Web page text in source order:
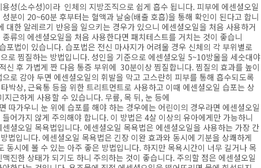
성(소수성)이라 인체의 지방조직으로 쉽게 흡수 됩니다. 피부에 에센셜오일
분이 20~60분 후부터는 혈액과 날숨(배출 호흡)을 통해 확인이 된다고 합니
대한 알레르기 반응을 일으키는 경우가 있으니 에센셜오일을 처음 사용하거
류의 에센셜오일을 처음 사용한다면 패치테스트를 거치는 것이 좋습니
포법이 있습니다. 습포법은 전신 마사지가 어려울 경우 신체의 각 부위별로
로 찜질하는 방법입니다. 성인을 기준으로 에센셜오일 5~10방울을 세숫대야
신 후 가볍게 짠 다음 통증 부위에 30분이상 찜질합니다. 찜질의 효과를 높이
로 감아 두면 에센셜오일의 휘발을 막고 고스란히 피부를 통해 흡수되도록
박상, 근육통 등을 위한 트리트먼트로 사용하고 이때 에센셜오일 습포는 상
근하게 사용할 수 있습니다. 무릎, 목 뒤, 눈 등에
따가우니 눈 위에 습포를 해야 하는 경우에는 어린이의 경우라면 에센셜오일
어가지 않게 주의해야 합니다. 이 방법은 4살 이상의 유아에게만 가능하니
셜오일 목욕법입니다. 에센셜오일 목욕법은 에센셜오일을 사용하는 가장 간
법입니다. 에센셜오일 목욕법은 긴장 이완 효과와 동시에 기분을 상쾌하게
동시에 볼 수 있는 아주 좋은 방법입니다. 하지만 목욕시간이 너무 길거나 목
진한 상태가 되기도 하니 주의하는 것이 좋습니다. 주의할 점은 에센셜오일